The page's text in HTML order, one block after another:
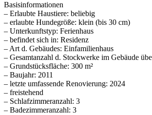
Basisinformationen
– Erlaubte Haustiere: beliebig
– erlaubte Hundegröße: klein (bis 30 cm)
– Unterkunftstyp: Ferienhaus
– befindet sich in: Residenz
– Art d. Gebäudes: Einfamilienhaus
– Gesamtanzahl d. Stockwerke im Gebäude
– Grundstücksfläche: 300 m²
– Baujahr: 2011
– letzte umfassende Renovierung: 2024
– freistehend
– Schlafzimmeranzahl: 3
– Badezimmeranzahl: 3